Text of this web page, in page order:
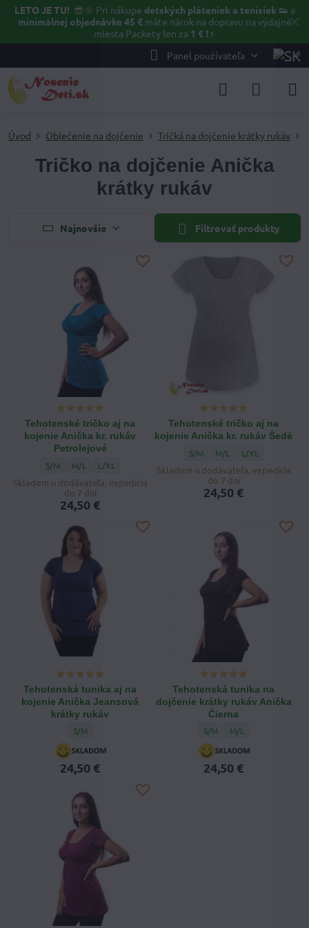
✕
LETO JE TU! 😎🌞 Pri nákupe detských pláteniek a tenisiek 👟 a
minimálnej objednávke 45 €máte nárok na dopravu na výdajné
miesta Packety len za 1 € ❗⚡️
Panel používateľa
Úvod Oblečenie na dojčenie Tričká na dojčenie krátky rukáv
Tričko na dojčenie Anička
krátky rukáv
Najnovšie Filtrovať produkty
Tehotenské tričko aj na
kojenie Anička kr. rukáv
Petrolejové
Tehotenské tričko aj na kojenie Anička kr. rukáv Petrolejové - Veľkosť:
S/M Tehotenské tričko aj na kojenie Anička kr. rukáv Petrolejové -
M/L Tehotenské tričko aj na kojenie Anička kr. rukáv
L/XL
Skladom u dodávateľa, expedícia
do 7 dní
24,50 €
Tehotenské tričko aj na
kojenie Anička kr. rukáv Šedé
Tehotenské tričko aj na kojenie
S/M Tehotenské tričko aj na
M/L Tehotenské
L/XL
Skladom u dodávateľa, expedícia
do 7 dní
24,50 €
Tehotenská tunika aj na
kojenie Anička Jeansová
krátky rukáv
Tehotenská tunika aj na kojenie Anička Jeansová krátky rukáv -
S/M
24,50 €
Tehotenská tunika na
dojčenie krátky rukáv Anička
Čierna
Tehotenská tunika na
S/M Tehotenská tunika
M/L
24,50 €